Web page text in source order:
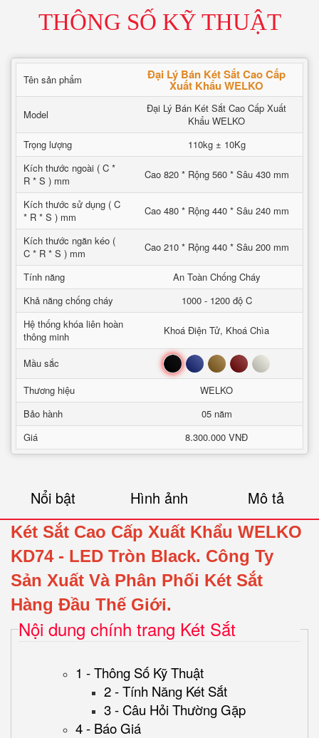
THÔNG SỐ KỸ THUẬT
Tên sản phẩm Đại Lý Bán Két Sắt Cao Cấp
Xuất Khẩu WELKO
Model
Đại Lý Bán Két Sắt Cao Cấp Xuất
Khẩu WELKO
Trọng lượng
110kg ± 10Kg
Kích thước ngoài ( C *
R * S ) mm
Cao 820 * Rộng 560 * Sâu 430 mm
Kích thước sử dụng ( C
* R * S ) mm
Cao 480 * Rộng 440 * Sâu 240 mm
Kích thước ngăn kéo (
C * R * S ) mm
Cao 210 * Rộng 440 * Sâu 200 mm
Tính năng
An Toàn Chống Cháy
Khả năng chống cháy
1000 - 1200 độ C
Hệ thống khóa liên hoàn
thông minh
Khoá Điện Tử, Khoá Chìa
Mầu sắc Đen Xanh Nâu Đỏ Trắng
Thương hiệu
WELKO
Bảo hành
05 năm
Giá
8.300.000 VNĐ
Nổi bật Hình ảnh Mô tả
Két Sắt Cao Cấp Xuất Khẩu WELKO
KD74 - LED Tròn Black. Công Ty
Sản Xuất Và Phân Phối Két Sắt
Hàng Đầu Thế Giới.
Nội dung chính trang Két Sắt
1 - Thông Số Kỹ Thuật
2 - Tính Năng Két Sắt
3 - Câu Hỏi Thường Gặp
4 - Báo Giá